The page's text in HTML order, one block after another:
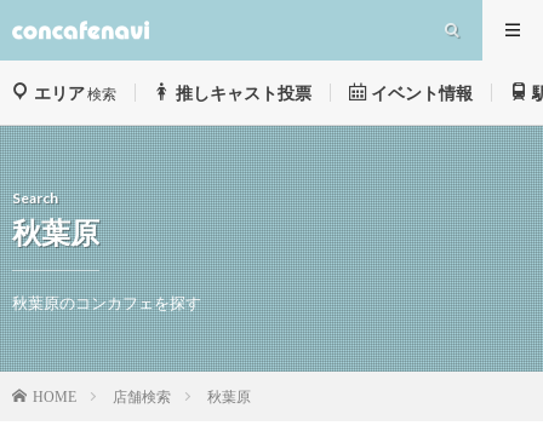
エリア検索 推しキャスト投票 イベント情報
Search
秋葉原
秋葉原のコンカフェを探す
HOME 店舗検索 秋葉原